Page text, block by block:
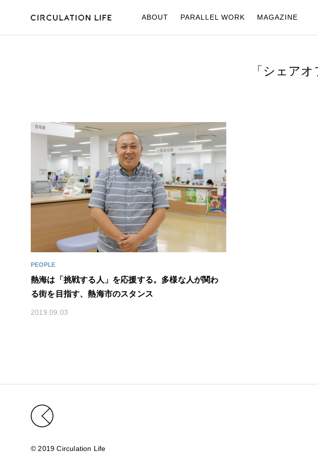
ABOUT PARALLEL WORK MAGAZINE
「シェア
PEOPLE
熱海は「挑戦する人」を応援する。多様な人が関わ
る街を目指す、熱海市のスタンス
2019.09.03
© 2019 Circulation Life